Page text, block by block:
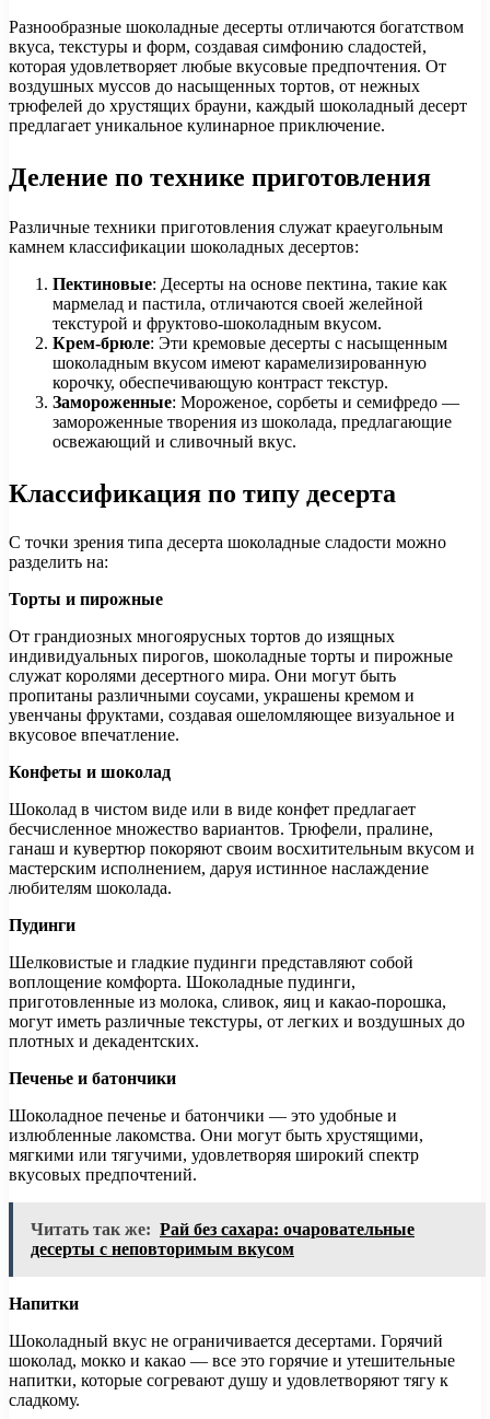
Разнообразные шоколадные десерты отличаются богатством
вкуса, текстуры и форм, создавая симфонию сладостей,
которая удовлетворяет любые вкусовые предпочтения. От
воздушных муссов до насыщенных тортов, от нежных
трюфелей до хрустящих брауни, каждый шоколадный десерт
предлагает уникальное кулинарное приключение.
Деление по технике приготовления
Различные техники приготовления служат краеугольным
камнем классификации шоколадных десертов:
Пектиновые: Десерты на основе пектина, такие как
мармелад и пастила, отличаются своей желейной
текстурой и фруктово-шоколадным вкусом.
Крем-брюле: Эти кремовые десерты с насыщенным
шоколадным вкусом имеют карамелизированную
корочку, обеспечивающую контраст текстур.
Замороженные: Мороженое, сорбеты и семифредо —
замороженные творения из шоколада, предлагающие
освежающий и сливочный вкус.
Классификация по типу десерта
С точки зрения типа десерта шоколадные сладости можно
разделить на:
Торты и пирожные
От грандиозных многоярусных тортов до изящных
индивидуальных пирогов, шоколадные торты и пирожные
служат королями десертного мира. Они могут быть
пропитаны различными соусами, украшены кремом и
увенчаны фруктами, создавая ошеломляющее визуальное и
вкусовое впечатление.
Конфеты и шоколад
Шоколад в чистом виде или в виде конфет предлагает
бесчисленное множество вариантов. Трюфели, пралине,
ганаш и кувертюр покоряют своим восхитительным вкусом и
мастерским исполнением, даруя истинное наслаждение
любителям шоколада.
Пудинги
Шелковистые и гладкие пудинги представляют собой
воплощение комфорта. Шоколадные пудинги,
приготовленные из молока, сливок, яиц и какао-порошка,
могут иметь различные текстуры, от легких и воздушных до
плотных и декадентских.
Печенье и батончики
Шоколадное печенье и батончики — это удобные и
излюбленные лакомства. Они могут быть хрустящими,
мягкими или тягучими, удовлетворяя широкий спектр
вкусовых предпочтений.
Читать так же: Рай без сахара: очаровательные
десерты с неповторимым вкусом
Напитки
Шоколадный вкус не ограничивается десертами. Горячий
шоколад, мокко и какао — все это горячие и утешительные
напитки, которые согревают душу и удовлетворяют тягу к
сладкому.